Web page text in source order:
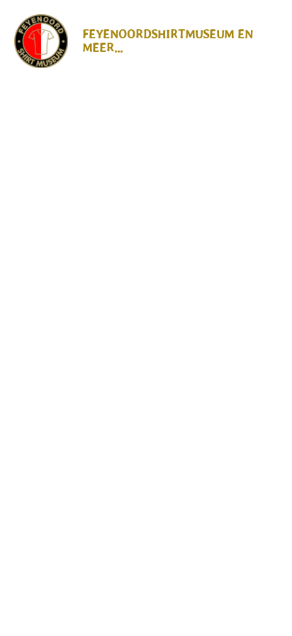
direct
naar
de
hoofdinhoud
FEYENOORDSHIRTMUSEUM EN
MEER...